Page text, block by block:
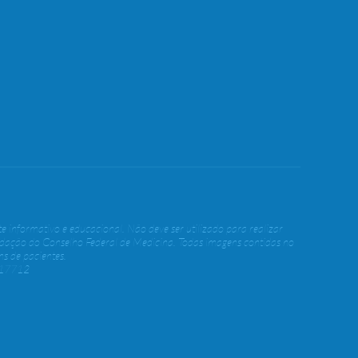
informativo e educacional. Não deve ser utilizado para realizar
do Conselho Federal de Medicina. Todas imagens contidas no
de pacientes.